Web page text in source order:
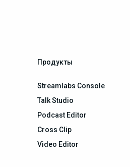
Продукты
Streamlabs Console
Talk Studio
Podcast Editor
Cross Clip
Video Editor